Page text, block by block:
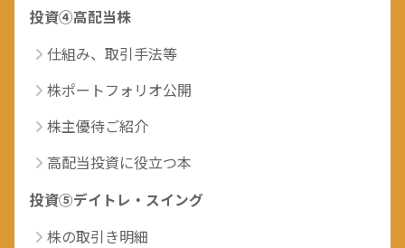
投資④高配当株
仕組み、取引手法等
株ポートフォリオ公開
株主優待ご紹介
高配当投資に役立つ本
投資⑤デイトレ・スイング
株の取引き明細